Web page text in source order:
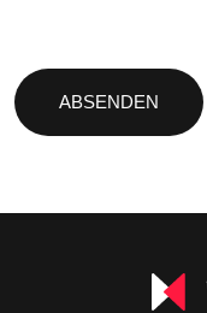
lasse
dieses
leer.